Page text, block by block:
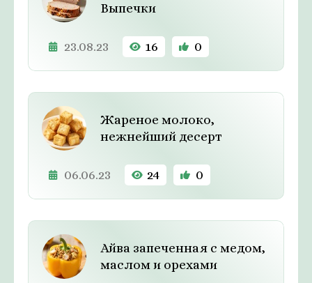
Выпечки
23.08.23 16 0
Жареное молоко,
нежнейший десерт
06.06.23 24 0
Айва запеченная с медом,
маслом и орехами